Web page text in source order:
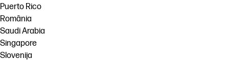
Puerto Rico
România
Saudi Arabia
Singapore
Slovenija